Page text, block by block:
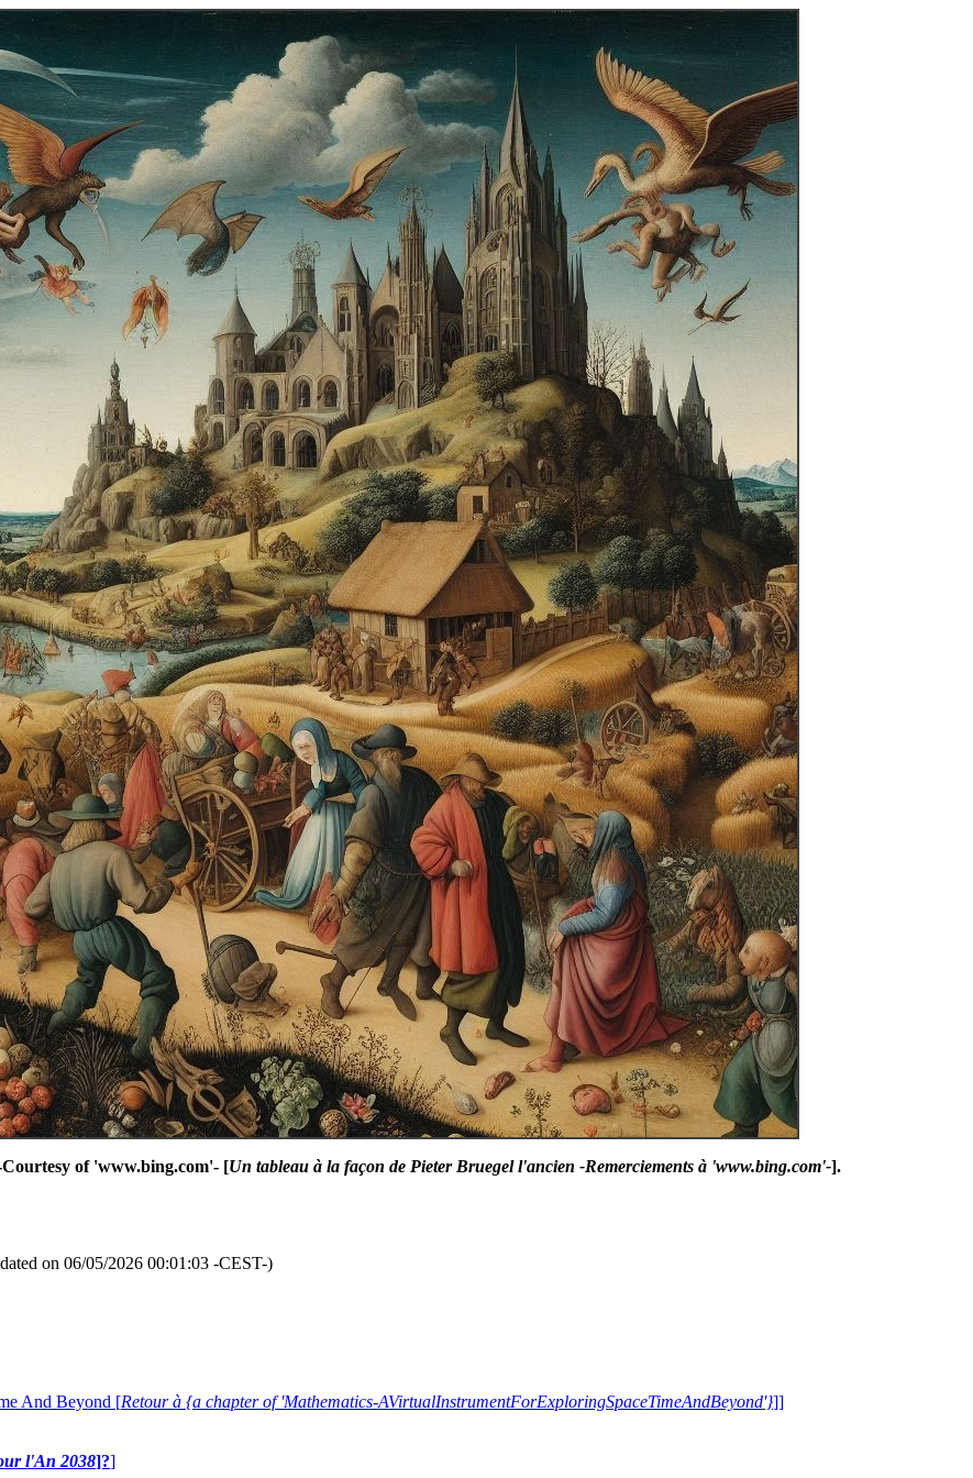
of 'www.bing.com'- [Un tableau à la façon de Pieter Bruegel l'ancien -Remerciements à 'www.bing.com'-].
on 06/05/2026 00:01:03 -CEST-)
And Beyond [Retour à {a chapter of 'Mathematics-AVirtualInstrumentForExploringSpaceTimeAndBeyond'}]]
l'An 2038]?]